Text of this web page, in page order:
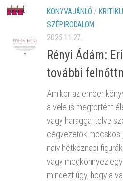
KÖNYVAJÁNLÓ /
SZÉPIRODALOM
2025.11.27.
Rényi Ádám:
további
Amikor az ember
a vele is megtörtént
vagy haraggal telve
cégvezetők mocskos
naiv hétköznapi
vagy megkönnyez
mindezt úgy, hogy a